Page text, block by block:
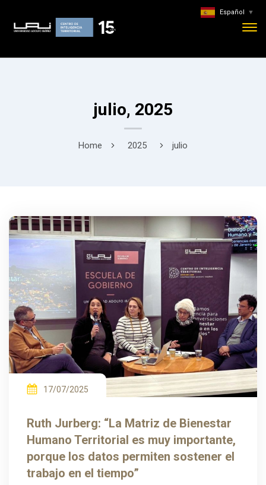
julio, 2025
Home 2025 julio
17/07/2025
Ruth Jurberg: “La Matriz de Bienestar
Humano Territorial es muy importante,
porque los datos permiten sostener el
trabajo en el tiempo”
Español ▼